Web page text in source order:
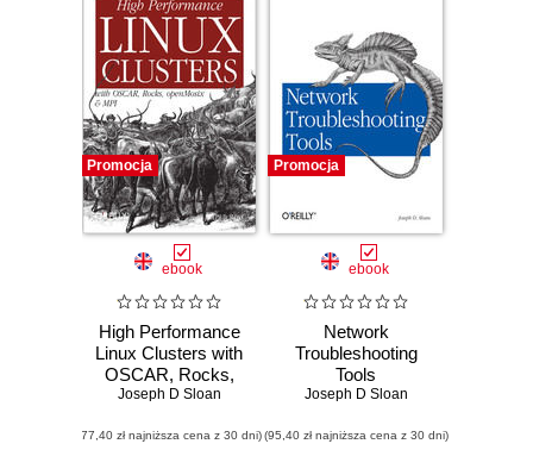
Promocja
ebook
High Performance
Linux Clusters with
OSCAR, Rocks,
OpenMosix, and
Joseph D Sloan
(77,40 zł najniższa cena z 30 dni)
Promocja
ebook
Network
Troubleshooting
Tools
Joseph D Sloan
(95,40 zł najniższa cena z 30 dni)